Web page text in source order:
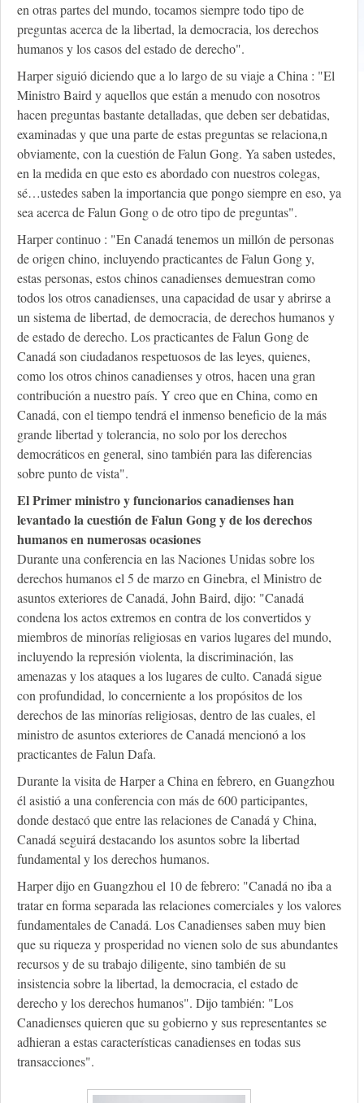
en otras partes del mundo, tocamos siempre todo tipo de
preguntas acerca de la libertad, la democracia, los derechos
humanos y los casos del estado de derecho".
Harper siguió diciendo que a lo largo de su viaje a China : "El
Ministro Baird y aquellos que están a menudo con nosotros
hacen preguntas bastante detalladas, que deben ser debatidas,
examinadas y que una parte de estas preguntas se relaciona,n
obviamente, con la cuestión de Falun Gong. Ya saben ustedes,
en la medida en que esto es abordado con nuestros colegas,
sé…ustedes saben la importancia que pongo siempre en eso, ya
sea acerca de Falun Gong o de otro tipo de preguntas".
Harper continuo : "En Canadá tenemos un millón de personas
de origen chino, incluyendo practicantes de Falun Gong y,
estas personas, estos chinos canadienses demuestran como
todos los otros canadienses, una capacidad de usar y abrirse a
un sistema de libertad, de democracia, de derechos humanos y
de estado de derecho. Los practicantes de Falun Gong de
Canadá son ciudadanos respetuosos de las leyes, quienes,
como los otros chinos canadienses y otros, hacen una gran
contribución a nuestro país. Y creo que en China, como en
Canadá, con el tiempo tendrá el inmenso beneficio de la más
grande libertad y tolerancia, no solo por los derechos
democráticos en general, sino también para las diferencias
sobre punto de vista".
El Primer ministro y funcionarios canadienses han
levantado la cuestión de Falun Gong y de los derechos
humanos en numerosas ocasiones
Durante una conferencia en las Naciones Unidas sobre los
derechos humanos el 5 de marzo en Ginebra, el Ministro de
asuntos exteriores de Canadá, John Baird, dijo: "Canadá
condena los actos extremos en contra de los convertidos y
miembros de minorías religiosas en varios lugares del mundo,
incluyendo la represión violenta, la discriminación, las
amenazas y los ataques a los lugares de culto. Canadá sigue
con profundidad, lo concerniente a los propósitos de los
derechos de las minorías religiosas, dentro de las cuales, el
ministro de asuntos exteriores de Canadá mencionó a los
practicantes de Falun Dafa.
Durante la visita de Harper a China en febrero, en Guangzhou
él asistió a una conferencia con más de 600 participantes,
donde destacó que entre las relaciones de Canadá y China,
Canadá seguirá destacando los asuntos sobre la libertad
fundamental y los derechos humanos.
Harper dijo en Guangzhou el 10 de febrero: "Canadá no iba a
tratar en forma separada las relaciones comerciales y los valores
fundamentales de Canadá. Los Canadienses saben muy bien
que su riqueza y prosperidad no vienen solo de sus abundantes
recursos y de su trabajo diligente, sino también de su
insistencia sobre la libertad, la democracia, el estado de
derecho y los derechos humanos". Dijo también: "Los
Canadienses quieren que su gobierno y sus representantes se
adhieran a estas características canadienses en todas sus
transacciones".